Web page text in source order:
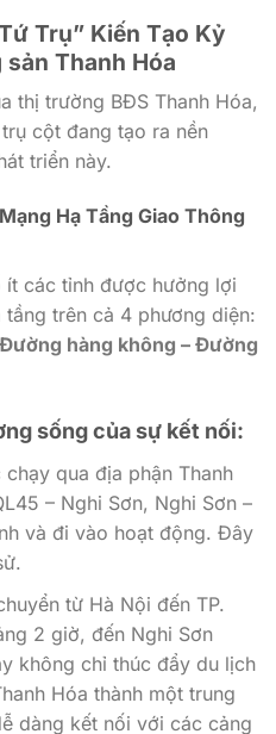
Trụ” Kiến Tạo Kỷ
Thanh Hóa
thị trường BĐS Thanh Hóa,
cột đang tạo ra nền
triển này.
Hạ Tầng Giao Thông
ít các tỉnh được hưởng lợi
trên cả 4 phương diện:
hàng không – Đường
sống của sự kết nối:
qua địa phận Thanh
– Nghi Sơn, Nghi Sơn –
và đi vào hoạt động. Đây
từ Hà Nội đến TP.
2 giờ, đến Nghi Sơn
không chỉ thúc đẩy du lịch
Hóa thành một trung
dàng kết nối với các cảng